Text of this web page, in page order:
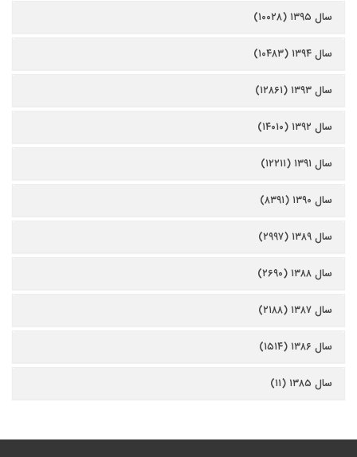
سال ۱۳۹۵ (۱۰۰۲۸)
سال ۱۳۹۴ (۱۰۴۸۳)
سال ۱۳۹۳ (۱۲۸۶۱)
سال ۱۳۹۲ (۱۴۰۱۰)
سال ۱۳۹۱ (۱۲۲۱۱)
سال ۱۳۹۰ (۸۳۹۱)
سال ۱۳۸۹ (۲۹۹۷)
سال ۱۳۸۸ (۲۶۹۰)
سال ۱۳۸۷ (۲۱۸۸)
سال ۱۳۸۶ (۱۵۱۴)
سال ۱۳۸۵ (۱۱)